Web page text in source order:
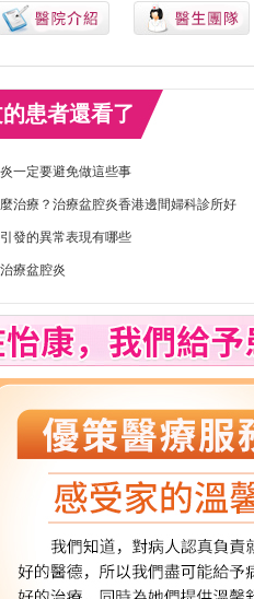
患者還看了
一定要避免做這些事
治療？治療盆腔炎香港邊間婦科診所好
發的異常表現有哪些
療盆腔炎